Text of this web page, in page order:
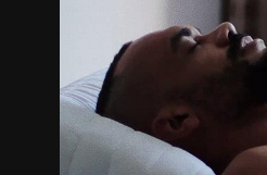
預告 劇照 推薦影片